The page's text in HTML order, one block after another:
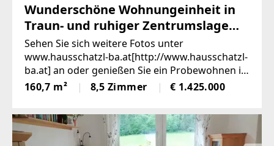
Wunderschöne Wohnungeinheit in
Traun- und ruhiger Zentrumslage
von Bad Aussee (Provisionsfrei)
Sehen Sie sich weitere Fotos unter
www.hausschatzl-ba.at[http://www.hausschatzl-
ba.at] an oder genießen Sie ein Probewohnen in
denaktuell als Ferienwohnungen vermieteten
Wohneinheiten.Entdecken Sie diese charmante,
160,7 m² 8,5 Zimmer € 1.425.000